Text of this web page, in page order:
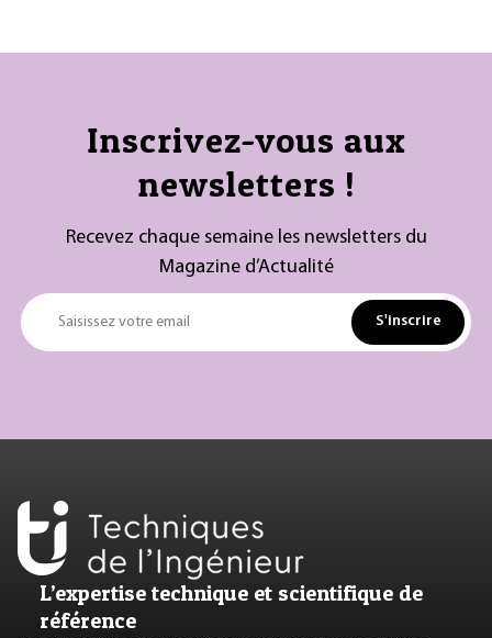
Inscrivez-vous aux
newsletters !
Recevez chaque semaine les newsletters du
Magazine d’Actualité
Saisissez votre email S'inscrire
L’expertise technique et scientifique de
référence